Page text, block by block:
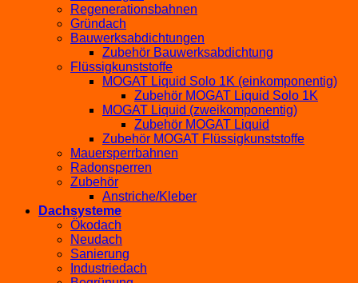
Regenerationsbahnen
Gründach
Bauwerksabdichtungen
Zubehör Bauwerksabdichtung
Flüssigkunststoffe
MOGAT Liquid Solo 1K (einkomponentig)
Zubehör MOGAT Liquid Solo 1K
MOGAT Liquid (zweikomponentig)
Zubehör MOGAT Liquid
Zubehör MOGAT Flüssigkunststoffe
Mauersperrbahnen
Radonsperren
Zubehör
Anstriche/Kleber
Dachsysteme
Ökodach
Neudach
Sanierung
Industriedach